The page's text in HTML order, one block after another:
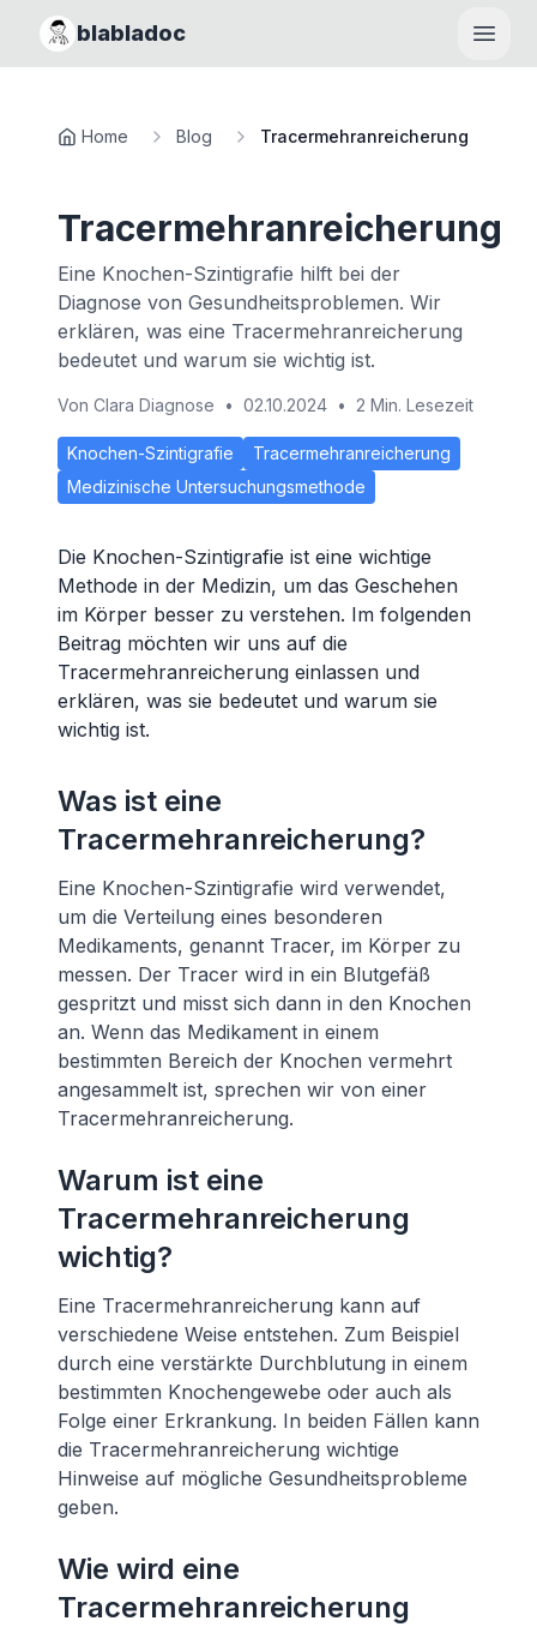
blabladoc
Home Blog Tracermehranreicherung
Tracermehranreicherung
Eine Knochen-Szintigrafie hilft bei der
Diagnose von Gesundheitsproblemen. Wir
erklären, was eine Tracermehranreicherung
bedeutet und warum sie wichtig ist.
Von Clara Diagnose • 02.10.2024 • 2 Min. Lesezeit
Knochen-Szintigrafie
Tracermehranreicherung
Medizinische Untersuchungsmethode
Die Knochen-Szintigrafie ist eine wichtige
Methode in der Medizin, um das Geschehen
im Körper besser zu verstehen. Im folgenden
Beitrag möchten wir uns auf die
Tracermehranreicherung einlassen und
erklären, was sie bedeutet und warum sie
wichtig ist.
Was ist eine
Tracermehranreicherung?
Eine Knochen-Szintigrafie wird verwendet,
um die Verteilung eines besonderen
Medikaments, genannt Tracer, im Körper zu
messen. Der Tracer wird in ein Blutgefäß
gespritzt und misst sich dann in den Knochen
an. Wenn das Medikament in einem
bestimmten Bereich der Knochen vermehrt
angesammelt ist, sprechen wir von einer
Tracermehranreicherung.
Warum ist eine
Tracermehranreicherung
wichtig?
Eine Tracermehranreicherung kann auf
verschiedene Weise entstehen. Zum Beispiel
durch eine verstärkte Durchblutung in einem
bestimmten Knochengewebe oder auch als
Folge einer Erkrankung. In beiden Fällen kann
die Tracermehranreicherung wichtige
Hinweise auf mögliche Gesundheitsprobleme
geben.
Wie wird eine
Tracermehranreicherung